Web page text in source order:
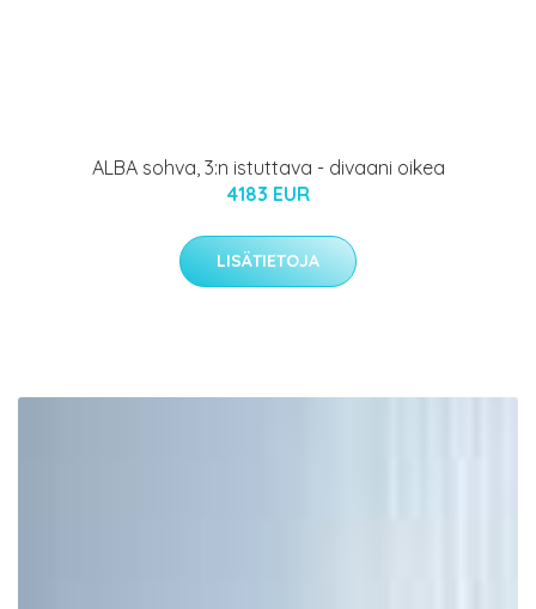
ALBA sohva, 3:n istuttava - divaani oikea
4183 EUR
LISÄTIETOJA